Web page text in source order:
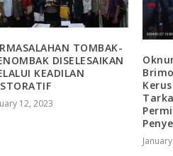
TOMBAK-
DISELESAIKAN
KEADILAN
12, 2023